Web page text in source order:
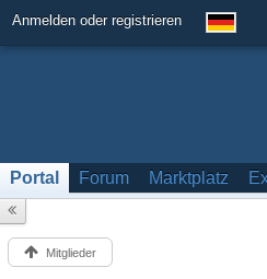
Anmelden oder registrieren
Portal Forum Marktplatz
Mitglieder